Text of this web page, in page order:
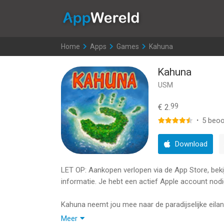
Home >
Apps >
Games >
Kahuna
Kahuna
USM
€ 2.99
· 5
Download
LET OP: Aankopen verlopen via de App Store,
informatie. Je hebt een actief Apple account
Kahuna neemt jou mee naar de paradijselijke
duels voor een paradijselijke Zuidzee-archipel.
Meer